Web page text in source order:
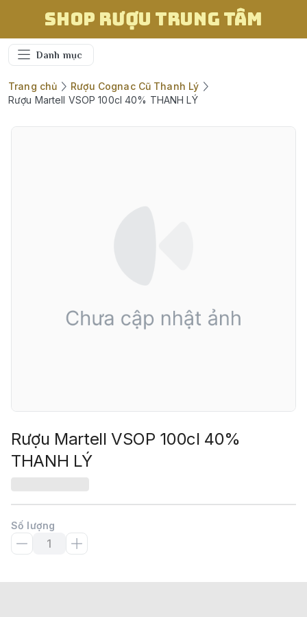
Shop Rượu Trung Tâm
Danh mục
Trang chủ
Rượu Cognac Cũ Thanh Lý
Rượu Martell VSOP 100cl 40% THANH LÝ
Rượu Martell VSOP 100cl 40%
THANH LÝ
Số lượng